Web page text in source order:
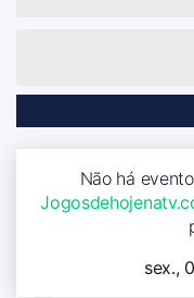
Não há
sex.,